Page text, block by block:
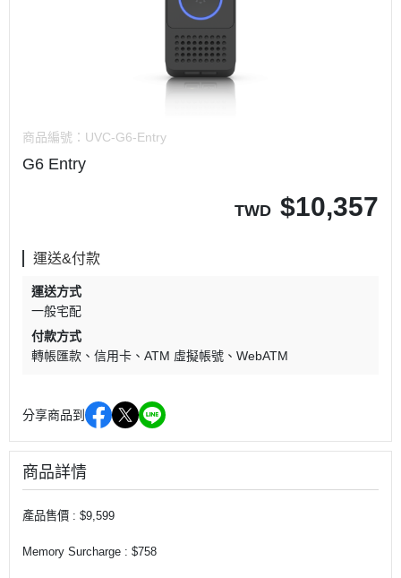
商品編號： UVC-G6-Entry
G6 Entry
TWD $10,357
運送&付款
運送方式
一般宅配
付款方式
轉帳匯款
信用卡 ATM 虛擬帳號 WebATM
分享商品到
商品詳情
產品售價 : $9,599
Memory Surcharge : $758